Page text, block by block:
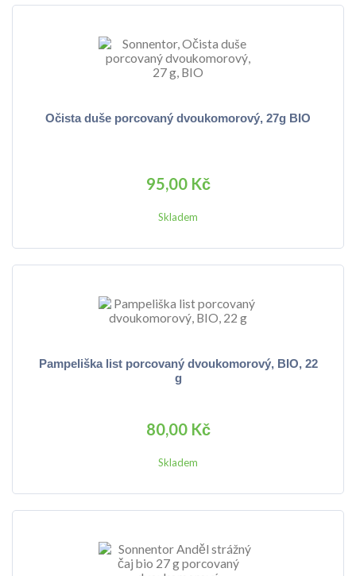
Očista duše porcovaný dvoukomorový, 27g BIO
95,00 Kč
Skladem
Pampeliška list porcovaný dvoukomorový, BIO, 22
g
80,00 Kč
Skladem